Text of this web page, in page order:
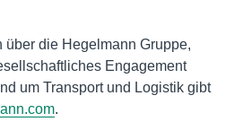
über die Hegelmann Gruppe,
Engagement
um Transport und Logistik gibt
.